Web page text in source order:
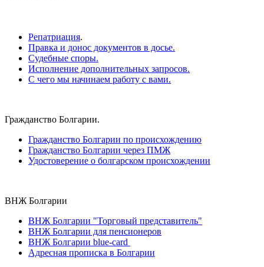
Репатриация.
Правка и донос документов в досье.
Судебные споры.
Исполнение дополнительных запросов.
С чего мы начинаем работу с вами.
Гражданство Болгарии.
Гражданство Болгарии по происхождению
Гражданство Болгарии через ПМЖ
Удостоверение о болгарском происхождении
ВНЖ Болгарии
ВНЖ Болгарии "Торговый представитель"
ВНЖ Болгарии для пенсионеров
ВНЖ Болгарии blue-card
Адресная прописка в Болгарии